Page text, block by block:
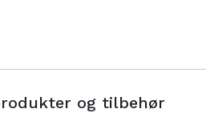
og tilbehør